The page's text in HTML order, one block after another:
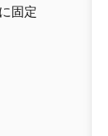
固定